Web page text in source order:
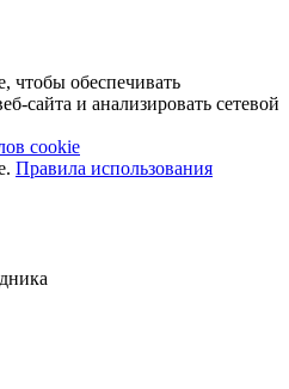
чтобы обеспечивать
сайта и анализировать сетевой
cookie
Правила использования